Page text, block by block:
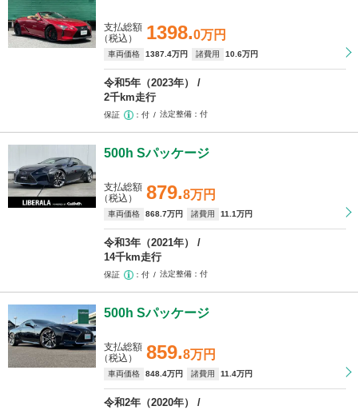
1398.0万円
支払総額
（税込）
車両価格 1387 .4万円 諸費用 10 .6万円
令和5年（2023年）
2千km走行
保証 付 法定整備 付
500h Sパッケージ
879.8万円
支払総額
（税込）
車両価格 868 .7万円 諸費用 11 .1万円
令和3年（2021年）
14千km走行
保証 付 法定整備 付
500h Sパッケージ
859.8万円
支払総額
（税込）
車両価格 848 .4万円 諸費用 11 .4万円
令和2年（2020年）